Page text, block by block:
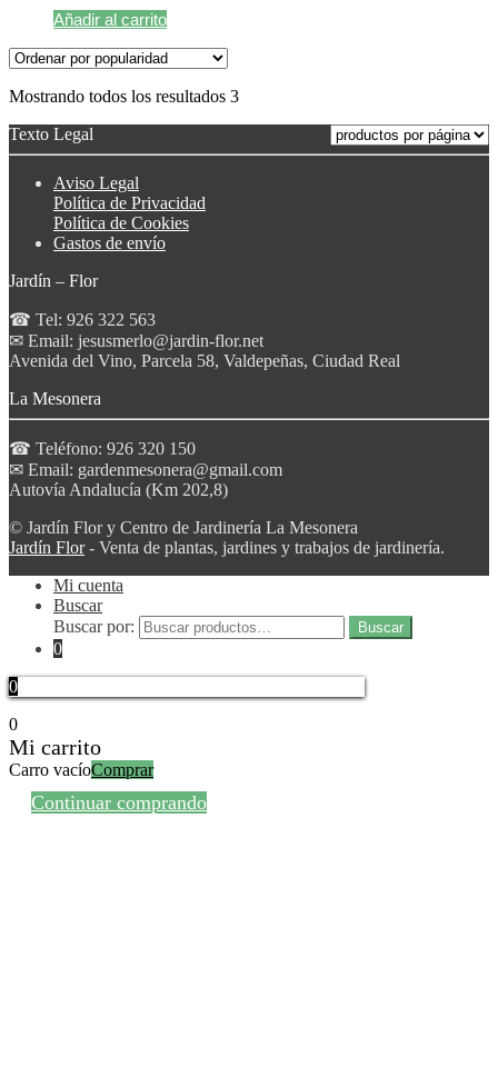
Añadir al carrito
Mostrando todos los resultados 3
Texto Legal
Aviso Legal
Política de Privacidad
Política de Cookies
Gastos de envío
Jardín – Flor
☎ Tel: 926 322 563
✉ Email: jesusmerlo@jardin-flor.net
Avenida del Vino, Parcela 58, Valdepeñas, Ciudad Real
La Mesonera
☎ Teléfono: 926 320 150
✉ Email: gardenmesonera@gmail.com
Autovía Andalucía (Km 202,8)
© Jardín Flor y Centro de Jardinería La Mesonera
Jardín Flor- Venta de plantas, jardines y trabajos de jardinería.
Mi cuenta
Buscar
Buscar por:
Buscar
0
0
0
Mi carrito
Carro vacíoComprar
Continuar comprando